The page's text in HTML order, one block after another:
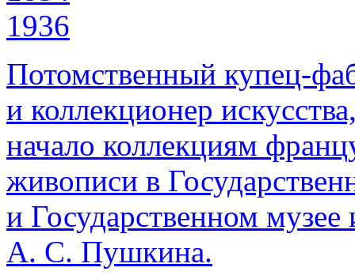
1936
Потомственный купец-
и коллекционер
начало коллекциям
живописи в
и Государственном
А. С. Пушкина.